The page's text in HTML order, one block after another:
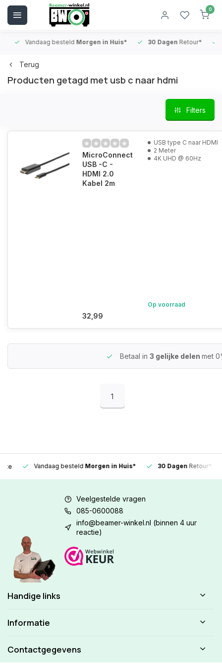
0
Vandaag besteldMorgen in Huis* 30 DagenRetour*
Terug
Producten getagd met usb c naar hdmi
Filters
MicroConnect
USB -C -
HDMI 2.0
Kabel 2m
32,99
USB type C naar HDMI
2 Meter
4K UHD @ 60Hz
Op voorraad
Betaal in 3 gelijke delen met
1
Vandaag besteldMorgen in Huis* 30 DagenRetour*
Veelgestelde vragen
085-0600088
info@beamer-winkel.nl (binnen 4 uur
reactie)
Handige links
Informatie
Contactgegevens